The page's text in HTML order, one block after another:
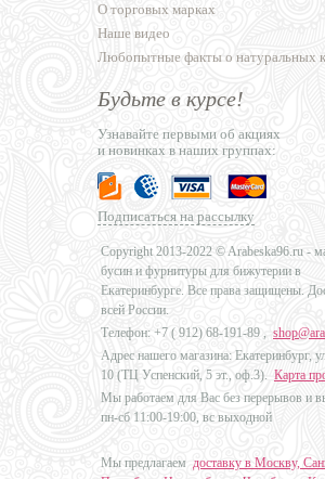
О торговых марках
Наше видео
Любопытные факты о натуральных
Будьте в курсе!
Узнавайте первыми об акциях
и новинках в наших группах:
Подписаться на рассылку
Copyright 2013-2022 © Arabeska96.ru -
бусин и фурнитуры для бижутерии в
Екатеринбурге. Все права защищены.
всей России.
Телефон: +7 ( 912) 68-191-89 ,
Адрес нашего магазина: Екатеринбург,
10 (ТЦ Успенский, 5 эт., оф.3). Карта
Мы работаем для Вас без перерывов и
пн-сб 11:00-19:00, вс выходной
Мы предлагаем доставку в Москву,